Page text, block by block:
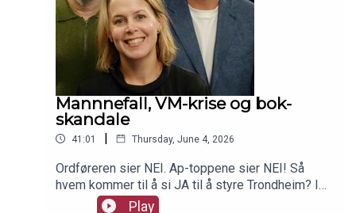
Mannnefall, VM-krise og bok-
skandale
41:01 | Thursday, June 4, 2026
Ordføreren sier NEI. Ap-toppene sier NEI! Så
hvem kommer til å si JA til å styre Trondheim? I
tillegg blir det både om VM-skandalen og bok-
Play